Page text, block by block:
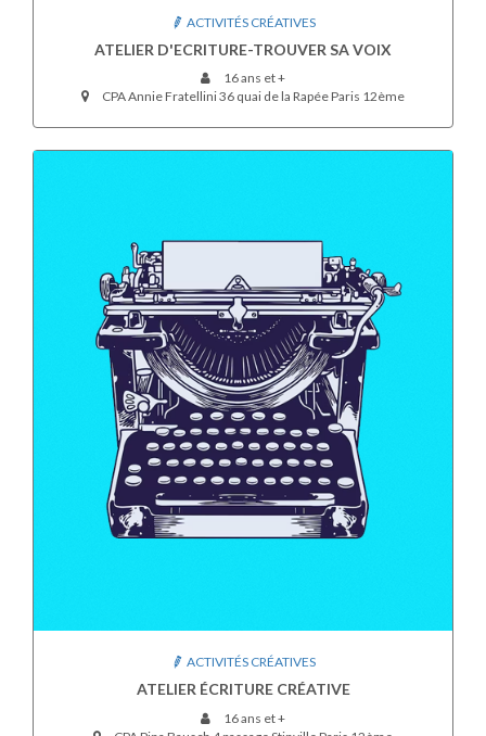
ACTIVITÉS CRÉATIVES
ATELIER D'ECRITURE-TROUVER SA VOIX
16 ans et +
CPA Annie Fratellini 36 quai de la Rapée Paris 12ème
ACTIVITÉS CRÉATIVES
ATELIER ÉCRITURE CRÉATIVE
16 ans et +